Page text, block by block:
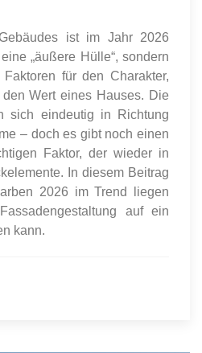
ist im Jahr 2026
„äußere Hülle“, sondern
für den Charakter,
Wert eines Hauses. Die
sich eindeutig in Richtung
– doch es gibt noch einen
Faktor, der wieder in
In diesem Beitrag
2026 im Trend liegen
auf ein
kann.